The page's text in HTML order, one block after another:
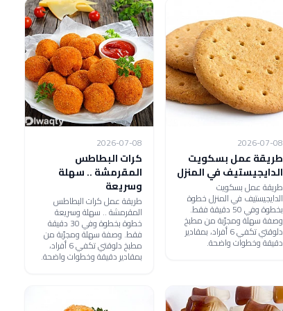
2026-07-08
طريقة عمل بسكويت
الدايجيستيف في المنزل
طريقة عمل بسكويت
الدايجيستيف في المنزل خطوة
بخطوة وفي 50 دقيقة فقط.
وصفة سهلة ومجرّبة من مطبخ
دلوقتي تكفي 6 أفراد، بمقادير
دقيقة وخطوات واضحة.
2026-07-08
كرات البطاطس
المقرمشة .. سهلة
وسريعة
طريقة عمل كرات البطاطس
المقرمشة .. سهلة وسريعة
خطوة بخطوة وفي 30 دقيقة
فقط. وصفة سهلة ومجرّبة من
مطبخ دلوقتي تكفي 6 أفراد،
بمقادير دقيقة وخطوات واضحة.